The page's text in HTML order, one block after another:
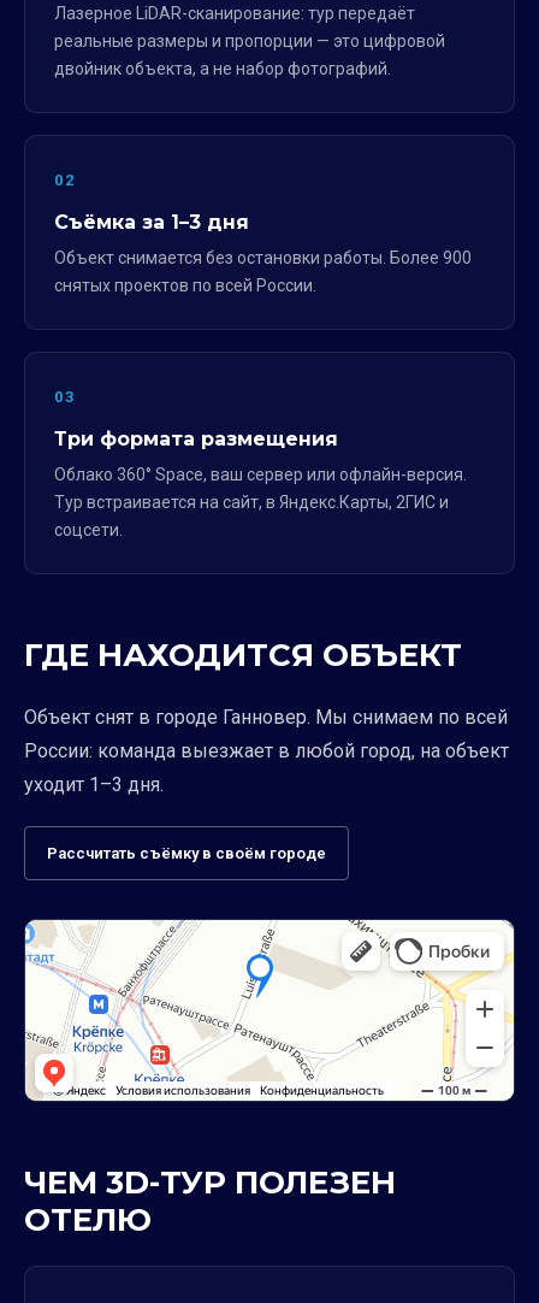
Лазерное LiDAR-сканирование: тур передаёт
реальные размеры и пропорции — это цифровой
двойник объекта, а не набор фотографий.
02
Съёмка за 1–3 дня
Объект снимается без остановки работы. Более 900
снятых проектов по всей России.
03
Три формата размещения
Облако 360° Space, ваш сервер или офлайн-версия.
Тур встраивается на сайт, в Яндекс.Карты, 2ГИС и
соцсети.
ГДЕ НАХОДИТСЯ ОБЪЕКТ
Объект снят в городе Ганновер. Мы снимаем по всей
России: команда выезжает в любой город, на объект
уходит 1–3 дня.
Рассчитать съёмку в своём городе
ЧЕМ 3D-ТУР ПОЛЕЗЕН
ОТЕЛЮ